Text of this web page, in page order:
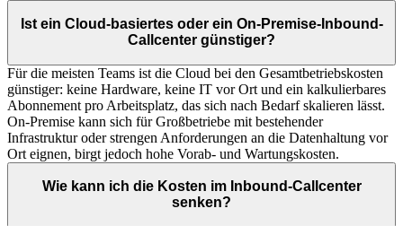
Ist ein Cloud-basiertes oder ein On-Premise-Inbound-
Callcenter günstiger?
Für die meisten Teams ist die Cloud bei den Gesamtbetriebskosten
günstiger: keine Hardware, keine IT vor Ort und ein kalkulierbares
Abonnement pro Arbeitsplatz, das sich nach Bedarf skalieren lässt.
On-Premise kann sich für Großbetriebe mit bestehender
Infrastruktur oder strengen Anforderungen an die Datenhaltung vor
Ort eignen, birgt jedoch hohe Vorab- und Wartungskosten.
Wie kann ich die Kosten im Inbound-Callcenter
senken?